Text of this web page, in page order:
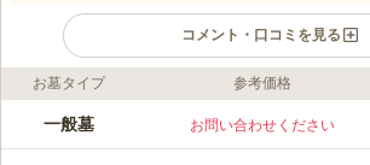
コメント・口コミを見る
ライフドット編集部のコメント
高野山真言宗の寺院墓地です。 7世紀中
お墓タイプ 参考価格
一般墓 お問い合わせください